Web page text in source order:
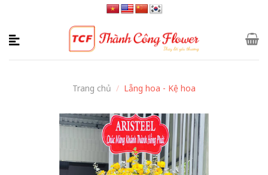
content
Trang chủ / Lẵng hoa - Kệ hoa